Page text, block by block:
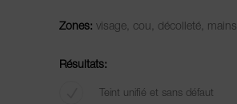
Zones: visage, cou, décolleté, mains
Résultats:
Teint unifié et sans défaut